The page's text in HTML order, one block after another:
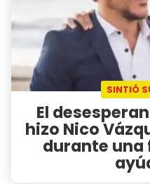
SINTIÓ
El
hizo Nico
durante una